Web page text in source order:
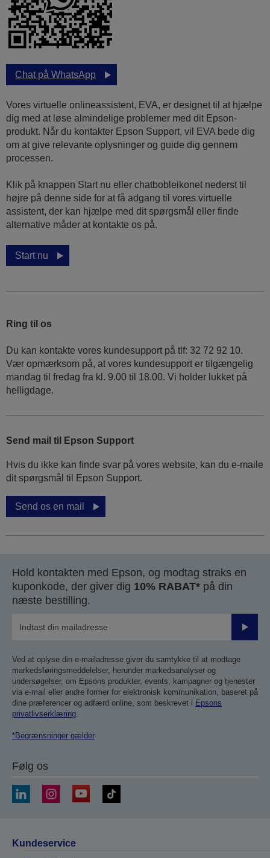
Chat på WhatsApp
Vores virtuelle onlineassistent, EVA, er designet til at hjælpe
dig med at løse almindelige problemer med dit Epson-
produkt. Når du kontakter Epson Support, vil EVA bede dig
om at give relevante oplysninger og guide dig gennem
processen.
Klik på knappen Start nu eller chatbobleikonet nederst til
højre på denne side for at få adgang til vores virtuelle
assistent, der kan hjælpe med dit spørgsmål eller finde
alternative måder at kontakte os på.
Start nu
Ring til os
Du kan kontakte vores kundesupport på tlf: 32 72 92 10.
Vær opmærksom på, at vores kundesupport er tilgængelig
mandag til fredag ​​fra kl. 9.00 til 18.00. Vi holder lukket på
helligdage.
Send mail til Epson Support
Hvis du ikke kan finde svar på vores website, kan du e-maile
dit spørgsmål til Epson Support.
Send os en mail
Hold kontakten med Epson, og modtag straks en
kuponkode, der giver dig 10% RABAT* på din
næste bestilling.
Send
Ved at oplyse din e-mailadresse giver du samtykke til at modtage
markedsføringsmeddelelser, herunder markedsanalyser og
undersøgelser, om Epsons produkter, events, kampagner og tjenester
via e-mail eller andre former for elektronisk kommunikation, baseret på
dine præferencer og adfærd online, som beskrevet i Epsons
privatlivserklæring.
*Begrænsninger gælder
Følg os
Kundeservice